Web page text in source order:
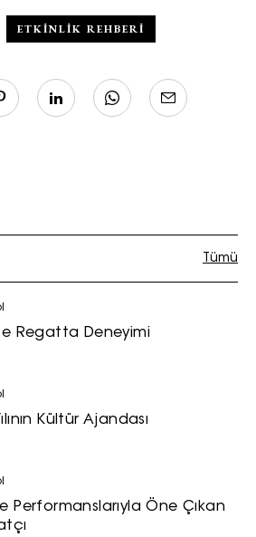
ETKINLIK REHBERI
Tümü
Regatta Deneyimi
Kültür Ajandası
Performanslarıyla Öne Çıkan